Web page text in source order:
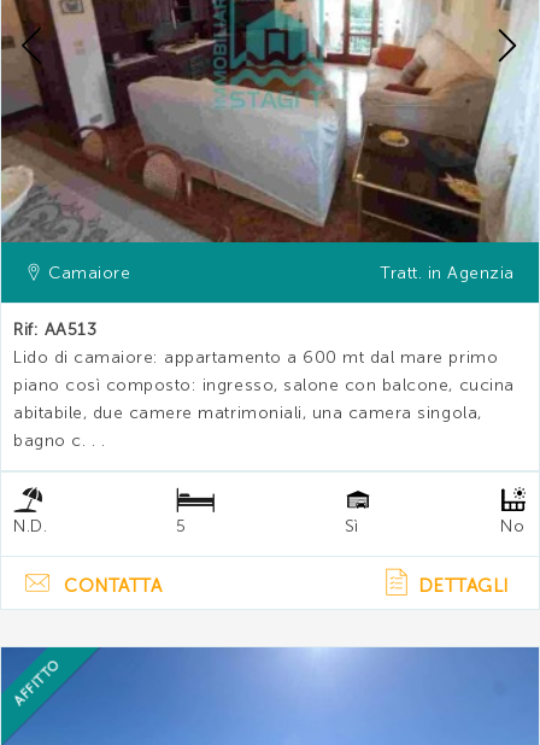
Previous
Camaiore Tratt. in Agenzia
Rif: AA513
Lido di camaiore: appartamento a 600 mt dal mare primo
piano così composto: ingresso, salone con balcone, cucina
abitabile, due camere matrimoniali, una camera singola,
bagno c. . .
N.D. 5 Sì No
CONTATTA DETTAGLI
AFFITTO